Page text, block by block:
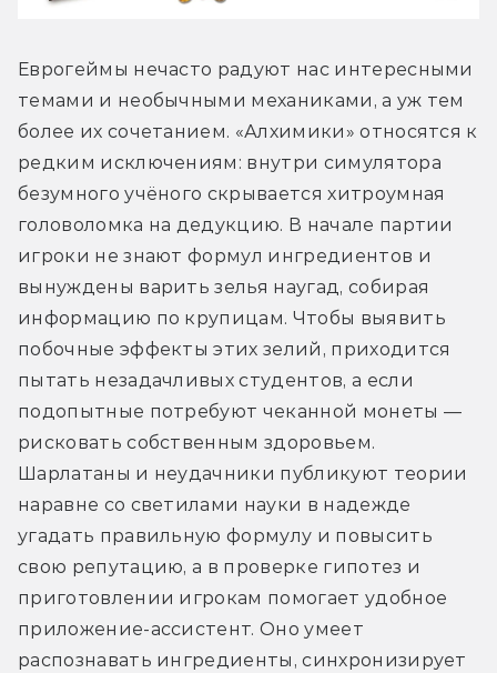
Еврогеймы нечасто радуют нас интересными
темами и необычными механиками, а уж тем
более их сочетанием. «Алхимики» относятся к
редким исключениям: внутри симулятора
безумного учёного скрывается хитроумная
головоломка на дедукцию. В начале партии
игроки не знают формул ингредиентов и
вынуждены варить зелья наугад, собирая
информацию по крупицам. Чтобы выявить
побочные эффекты этих зелий, приходится
пытать незадачливых студентов, а если
подопытные потребуют чеканной монеты —
рисковать собственным здоровьем.
Шарлатаны и неудачники публикуют теории
наравне со светилами науки в надежде
угадать правильную формулу и повысить
свою репутацию, а в проверке гипотез и
приготовлении игрокам помогает удобное
приложение-ассистент. Оно умеет
распознавать ингредиенты, синхронизирует